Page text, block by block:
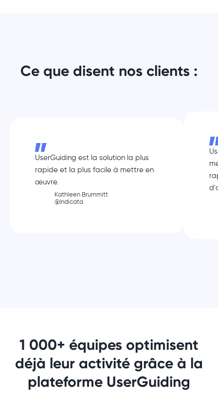
Ce que disent nos clients :
UserGuiding est la solution la plus
rapide et la plus facile à mettre en
œuvre.
Kathleen Brummitt
@Indicata
1 000+ équipes optimisent
déjà leur activité grâce à la
plateforme UserGuiding